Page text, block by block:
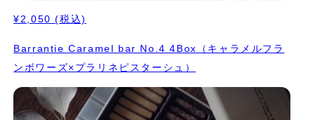
¥2,050 (税込)
Barrantie Caramel bar No.4 4Box（キャラメルフラ
ンボワーズ×プラリネピスターシュ）